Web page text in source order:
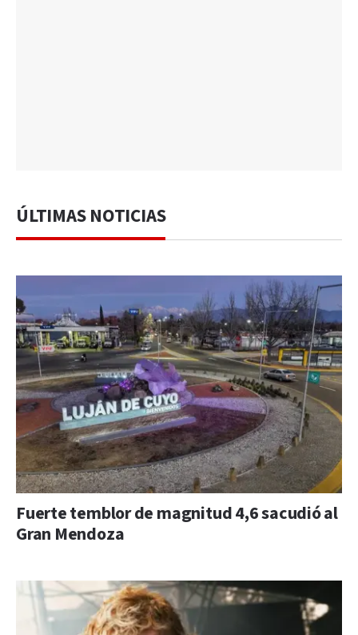
ÚLTIMAS NOTICIAS
Fuerte temblor de magnitud 4,6 sacudió al
Gran Mendoza